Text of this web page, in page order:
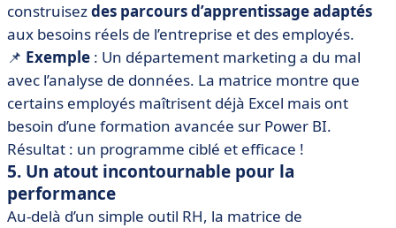
construisezdes parcours d’apprentissage adaptés
aux besoins réels de l’entreprise et des employés.
📌 Exemple : Un département marketing a du mal
avec l’analyse de données. La matrice montre que
certains employés maîtrisent déjà Excel mais ont
besoin d’une formation avancée sur Power BI.
Résultat : un programme ciblé et efficace !
5. Un atout incontournable pour la
performance
Au-delà d’un simple outil RH, la matrice de